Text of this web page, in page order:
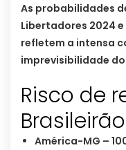
As probabilidades
Libertadores 2024
refletem a intensa
imprevisibilidade
Risco de
América-MG –